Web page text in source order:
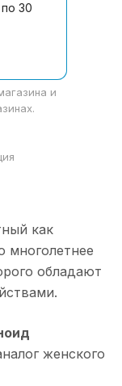
30
и
как
многолетнее
обладают
женского